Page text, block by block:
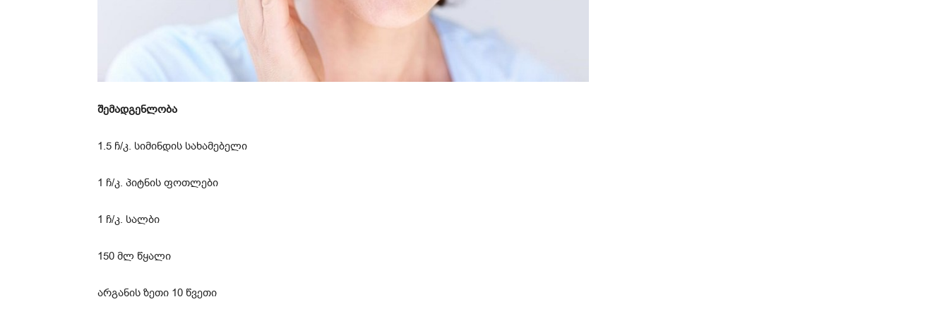
შემადგენლობა
1.5 ჩ/კ. სიმინდის სახამებელი
1 ჩ/კ. პიტნის ფოთლები
1 ჩ/კ. სალბი
150 მლ წყალი
არგანის ზეთი 10 წვეთი